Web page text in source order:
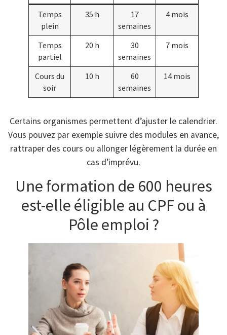
Temps
plein
35 h
17
semaines
4 mois
Temps
partiel
20 h
30
semaines
7 mois
Cours du
soir
10 h
60
semaines
14 mois
Certains organismes permettent d’ajuster le calendrier.
Vous pouvez par exemple suivre des modules en avance,
rattraper des cours ou allonger légèrement la durée en
cas d’imprévu.
Une formation de 600 heures
est-elle éligible au CPF ou à
Pôle emploi ?